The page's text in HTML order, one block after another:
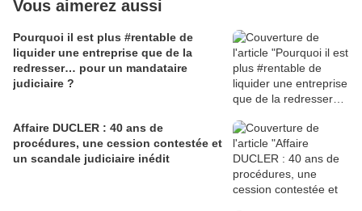
Vous aimerez aussi
Pourquoi il est plus #rentable de
liquider une entreprise que de la
redresser… pour un mandataire
judiciaire ?
Affaire DUCLER : 40 ans de
procédures, une cession contestée et
un scandale judiciaire inédit